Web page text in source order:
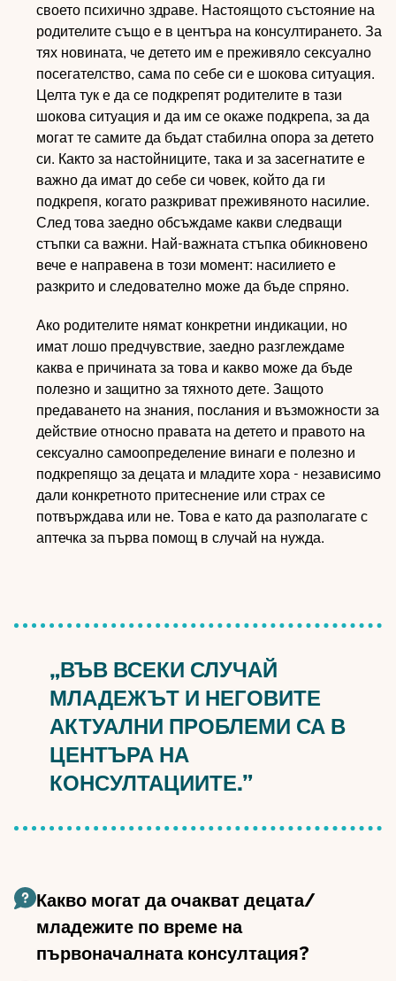
своето психично здраве. Настоящото състояние на
родителите също е в центъра на консултирането. За
тях новината, че детето им е преживяло сексуално
посегателство, сама по себе си е шокова ситуация.
Целта тук е да се подкрепят родителите в тази
шокова ситуация и да им се окаже подкрепа, за да
могат те самите да бъдат стабилна опора за детето
си. Както за настойниците, така и за засегнатите е
важно да имат до себе си човек, който да ги
подкрепя, когато разкриват преживяното насилие.
След това заедно обсъждаме какви следващи
стъпки са важни. Най-важната стъпка обикновено
вече е направена в този момент: насилието е
разкрито и следователно може да бъде спряно.
Ако родителите нямат конкретни индикации, но
имат лошо предчувствие, заедно разглеждаме
каква е причината за това и какво може да бъде
полезно и защитно за тяхното дете. Защото
предаването на знания, послания и възможности за
действие относно правата на детето и правото на
сексуално самоопределение винаги е полезно и
подкрепящо за децата и младите хора - независимо
дали конкретното притеснение или страх се
потвърждава или не. Това е като да разполагате с
аптечка за първа помощ в случай на нужда.
„ВЪВ ВСЕКИ СЛУЧАЙ
МЛАДЕЖЪТ И НЕГОВИТЕ
АКТУАЛНИ ПРОБЛЕМИ СА В
ЦЕНТЪРА НА
КОНСУЛТАЦИИТЕ.”
Какво могат да очакват децата/
младежите по време на
първоначалната консултация?